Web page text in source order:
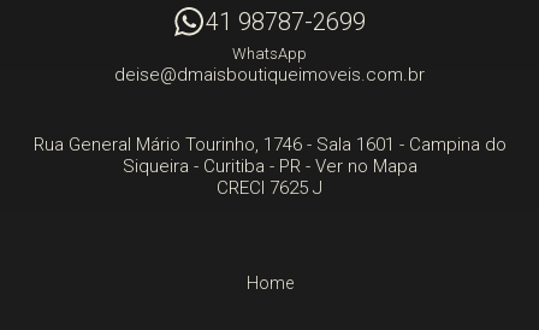
41 98787-2699
WhatsApp
deise@dmaisboutiqueimoveis.com.br
Rua General Mário Tourinho, 1746 - Sala 1601 - Campina do
Siqueira - Curitiba - PR- Ver no Mapa
CRECI 7625 J
Home